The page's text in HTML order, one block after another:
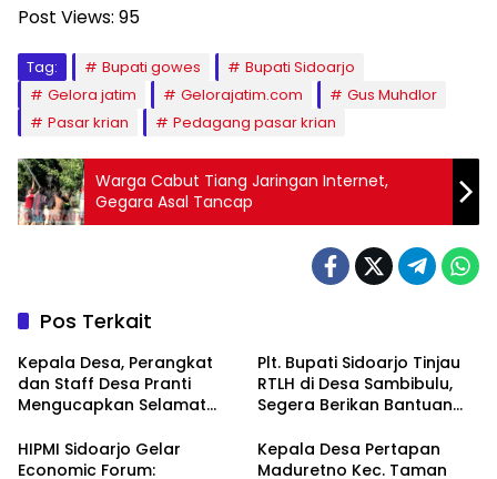
Post Views: 95
Tag: Bupati gowes
Bupati Sidoarjo
Gelora jatim
Gelorajatim.com
Gus Muhdlor
Pasar krian
Pedagang pasar krian
Warga Cabut Tiang Jaringan Internet,
Gegara Asal Tancap
Pos Terkait
Kepala Desa, Perangkat
dan Staff Desa Pranti
Mengucapkan Selamat
Baru 2025
Plt. Bupati Sidoarjo Tinjau
RTLH di Desa Sambibulu,
Segera Berikan Bantuan
HIPMI Sidoarjo Gelar
Economic Forum:
Kepala Desa Pertapan
Maduretno Kec. Taman